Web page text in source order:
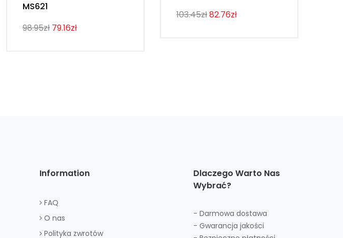
MS621
98.95zł 79.16zł
103.45zł82.76zł
Information
FAQ
O nas
Polityka zwrotów
Dlaczego Warto Nas
Wybrać?
- Darmowa dostawa
- Gwarancja jakości